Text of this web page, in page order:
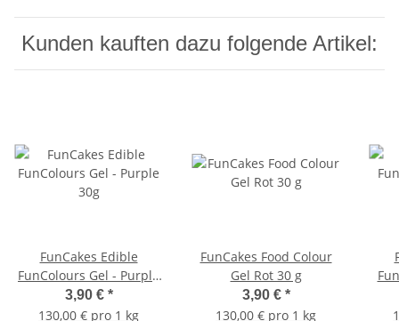
Kunden kauften dazu folgende Artikel:
FunCakes Edible
FunColours Gel - Purple
30g
3,90 € *
130,00 € pro 1 kg
FunCakes Food Colour
Gel Rot 30 g
3,90 € *
130,00 € pro 1 kg